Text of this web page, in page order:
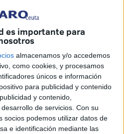
es importante para
almacenamos y/o accedemos
como cookies, y procesamos
únicos e información
para publicidad y contenido
y contenido,
de servicios. Con su
socios podemos utilizar datos de
e identificación mediante las
(BOE) ha publicado los
de determinadasmarcas
el Ministerio de
sábado el importe de venta al
labores de tabaco que
correspondientes fabricantes e